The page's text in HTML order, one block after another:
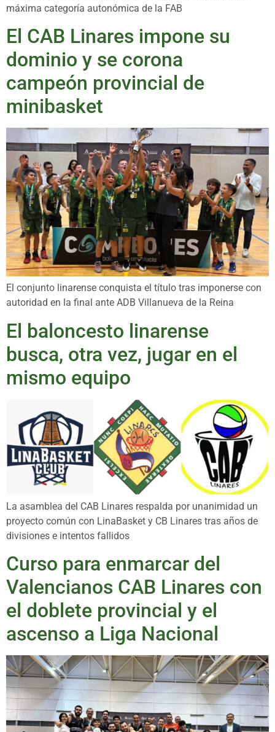
máxima categoría autonómica de la FAB
El CAB Linares impone su
dominio y se corona
campeón provincial de
minibasket
El conjunto linarense conquista el título tras imponerse con
autoridad en la final ante ADB Villanueva de la Reina
El baloncesto linarense
busca, otra vez, jugar en el
mismo equipo
La asamblea del CAB Linares respalda por unanimidad un
proyecto común con LinaBasket y CB Linares tras años de
divisiones e intentos fallidos
Curso para enmarcar del
Valencianos CAB Linares con
el doblete provincial y el
ascenso a Liga Nacional